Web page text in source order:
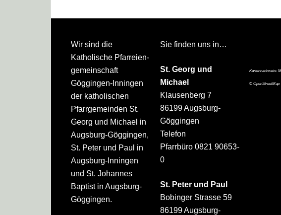
Footer
Wir sind die
Katholische Pfarreien­
gemeinschaft
Göggingen-Inningen
der katholischen
Pfarrgemeinden St.
Georg und Michael in
Augsburg-Göggingen,
St. Peter und Paul in
Augsburg-Inningen
und St. Johannes
Baptist in Augsburg-
Göggingen.
Sie finden uns in…
St. Georg und
Michael
Klausenberg 7
86199 Augsburg-
Göggingen
Telefon
Pfarrbüro 0821 90653-
0
St. Peter und Paul
Bobinger Strasse 59
86199 Augsburg-
Kartennachweis:
© OpenStreetMap